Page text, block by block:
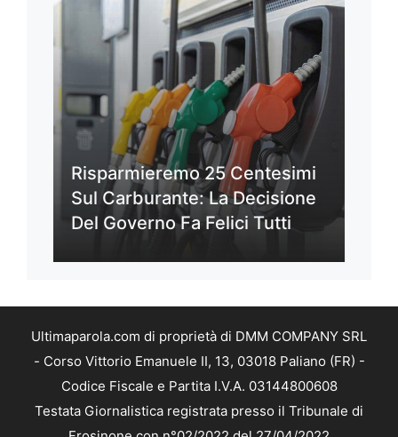
Risparmieremo 25 Centesimi
Sul Carburante: La Decisione
Del Governo Fa Felici Tutti
Ultimaparola.com di proprietà di DMM COMPANY SRL
- Corso Vittorio Emanuele II, 13, 03018 Paliano (FR) -
Codice Fiscale e Partita I.V.A. 03144800608
Testata Giornalistica registrata presso il Tribunale di